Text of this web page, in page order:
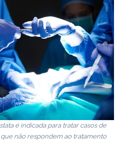
é indicada para tratar casos de
não respondem ao tratamento